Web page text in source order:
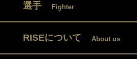
選手 Fighter
RISEについて About us